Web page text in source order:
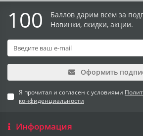
100
Баллов дарим всем за
Новинки, скидки, акции.
Оформить
Я прочитал и согласен с условиями
конфиденциальности
Информация